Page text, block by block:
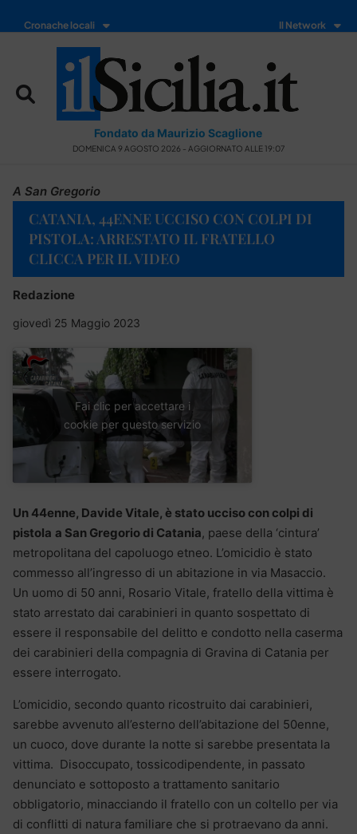
Cronache locali Il Network
Fondato da Maurizio Scaglione
DOMENICA 9 AGOSTO 2026 - AGGIORNATO ALLE 19:07
A San Gregorio
CATANIA, 44ENNE UCCISO CON COLPI DI
PISTOLA: ARRESTATO IL FRATELLO
CLICCA PER IL VIDEO
Redazione
giovedì 25 Maggio 2023
Fai clic per accettare i
cookie per questo servizio
Un 44enne, Davide Vitale, è stato ucciso con colpi di
pistola a San Gregorio di Catania, paese della ‘cintura’
metropolitana del capoluogo etneo. L’omicidio è stato
commesso all’ingresso di un abitazione in via Masaccio.
Un uomo di 50 anni, Rosario Vitale, fratello della vittima è
stato arrestato dai carabinieri in quanto sospettato di
essere il responsabile del delitto e condotto nella caserma
dei carabinieri della compagnia di Gravina di Catania per
essere interrogato.
L’omicidio, secondo quanto ricostruito dai carabinieri,
sarebbe avvenuto all’esterno dell’abitazione del 50enne,
un cuoco, dove durante la notte si sarebbe presentata la
vittima. Disoccupato, tossicodipendente, in passato
denunciato e sottoposto a trattamento sanitario
obbligatorio, minacciando il fratello con un coltello per via
di conflitti di natura familiare che si protraevano da anni.